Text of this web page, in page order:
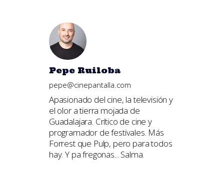
Pepe Ruiloba
pepe@cinepantalla.com
Apasionado del cine, la televisión y
el olor a tierra mojada de
Guadalajara. Crítico de cine y
programador de festivales. Más
Forrest que Pulp, pero para todos
hay. Y pa fregonas... Salma.